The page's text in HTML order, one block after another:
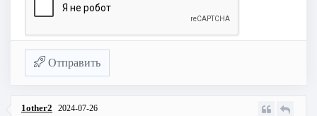
Отправить
1other2 2024-07-26